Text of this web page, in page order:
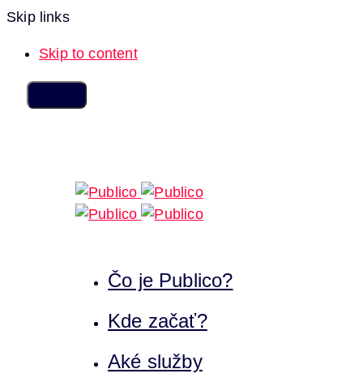
Skip links
Skip to content
Čo je Publico?
Kde začať?
Aké služby